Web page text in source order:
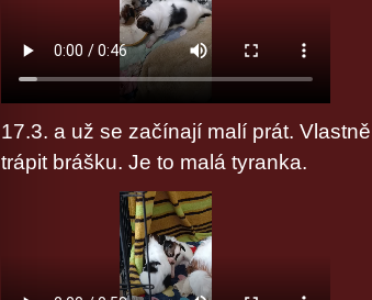
17.3. a už se začínají malí prát.
trápit brášku. Je to malá tyranka.